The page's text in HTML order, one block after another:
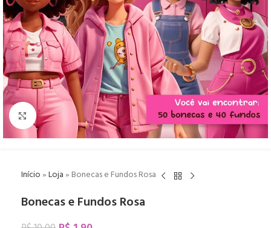
Click to enlarge
Início»Loja» Bonecas e Fundos Rosa
Bonecas e Fundos Rosa